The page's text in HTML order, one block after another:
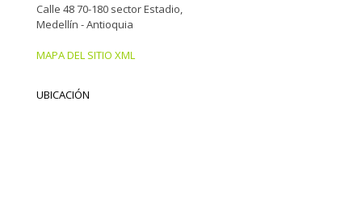
Calle 48 70-180 sector Estadio,
Medellín - Antioquia
MAPA DEL SITIO XML
UBICACIÓN